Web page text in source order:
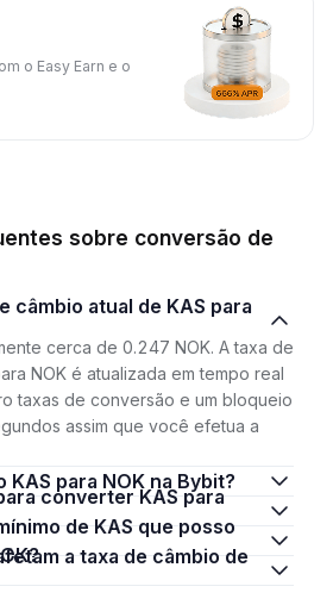
o Easy Earn e o
sobre conversão de
cerca de 0.247 NOK. A taxa de
NOK é atualizada em tempo real
taxas de conversão e um bloqueio
assim que você efetua a
KAS para NOK na Bybit?